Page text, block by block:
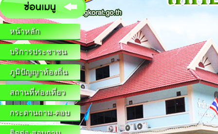
หน้าหลัก
บริการประชาชน
ภูมิปัญญาท้องถิ่น
สถานที่ท่องเที่ยว
กระดานถาม-ตอบ